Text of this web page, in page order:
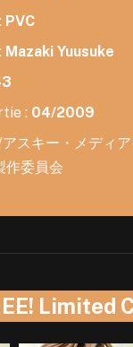
PVC
Mazaki Yuusuke
: 04/2009
スキー・メディ
作委員会
Limited